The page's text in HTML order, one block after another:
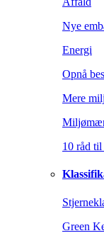
Nye
Energi
Opnå
Mere
10 råd
Green